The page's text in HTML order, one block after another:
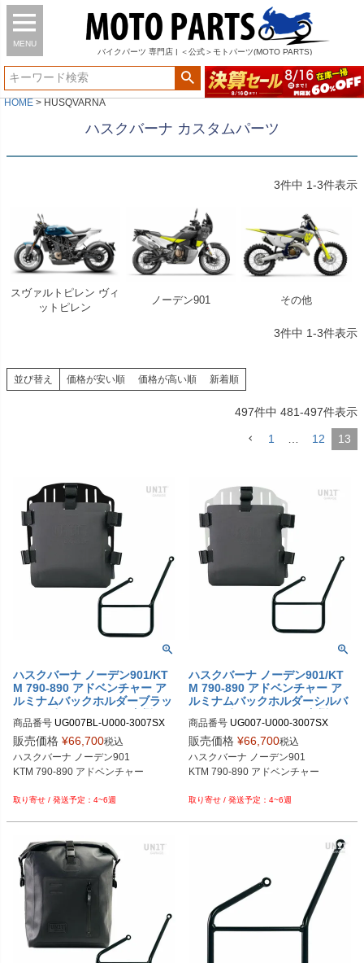
MENU
バイク パーツ 専門店 | ＜公式＞モトパーツ(MOTO PARTS)
HOME HUSQVARNA
ハスクバーナ カスタムパーツ
3件中 1-3件表示
スヴァルトピレン ヴィ
ットピレン
ノーデン901 その他
3件中 1-3件表示
並び替え 価格が安い順 価格が高い順 新着順
497件中 481-497件表示
1 … 12 13
ハスクバーナ ノーデン901/KT
M 790-890 アドベンチャー ア
ルミナムバックホルダーブラッ
ト ユニットガレージ
商品番号 UG007BL-U000-3007SX
UG007BL+U000+3007SX
販売価格 ¥66,700税込
ハスクバーナ ノーデン901
KTM 790-890 アドベンチャー
4~6週
ハスクバーナ ノーデン901/KT
M 790-890 アドベンチャー ア
ルミナムバックホルダーシルバ
ト ユニットガレージ
商品番号 UG007-U000-3007SX
販売価格 ¥66,700税込
ハスクバーナ ノーデン901
KTM 790-890 アドベンチャー
4~6週